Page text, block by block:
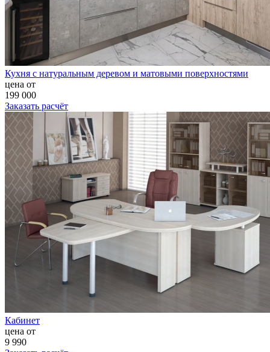
Кухня с натуральным деревом и матовыми поверхностями
цена от
199 000
Заказать расчёт
Кабинет
цена от
9 990